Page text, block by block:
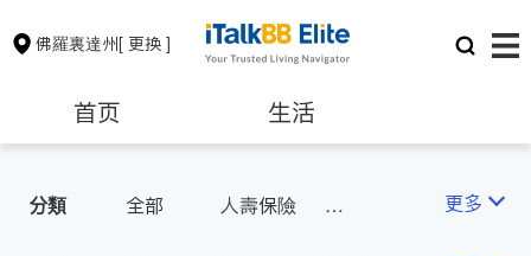
佛羅裏達州[ 更换 ]
首页 生活
分類 全部
人壽保險
更多